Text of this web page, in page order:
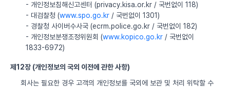
- 개인정보침해신고센터 (privacy.kisa.or.kr / 국번없이 118)
- 대검찰청 (www.spo.go.kr / 국번없이 1301)
- 경찰청 사이버수사국 (ecrm.police.go.kr / 국번없이 182)
- 개인정보분쟁조정위원회 (www.kopico.go.kr / 국번없이
1833-6972)
제12장 (개인정보의 국외 이전에 관한 사항)
회사는 필요한 경우 고객의 개인정보를 국외에 보관 및 처리 위탁할 수